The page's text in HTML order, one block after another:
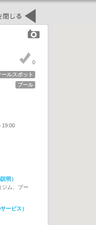
0
ールスポット
プール
19:00
明）
ジム、プー
ービス）